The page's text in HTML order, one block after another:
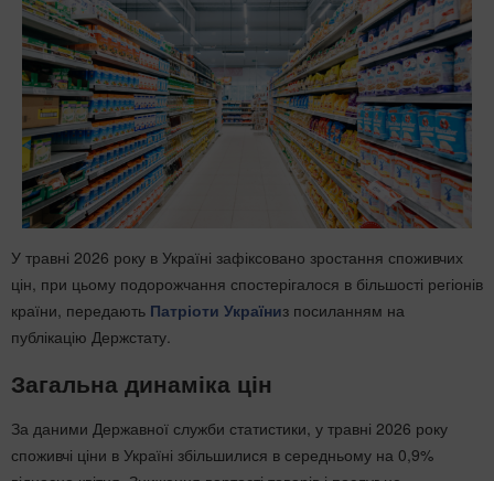
У травні 2026 року в Україні зафіксовано зростання споживчих
цін, при цьому подорожчання спостерігалося в більшості регіонів
країни, передають Патріоти Україниз посиланням на
публікацію Держстату.
Загальна динаміка цін
За даними Державної служби статистики, у травні 2026 року
споживчі ціни в Україні збільшилися в середньому на 0,9%